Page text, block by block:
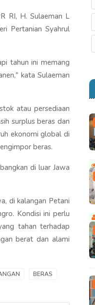
RI, H. Sulaeman L
Pertanian Syahrul
tahun ini memang
kata Sulaeman
atau persediaan
surplus beras dan
ekonomi global di
beras.
di luar Jawa
di kalangan Petani
Kondisi ini perlu
tahan terhadap
berat dan alami
BERAS